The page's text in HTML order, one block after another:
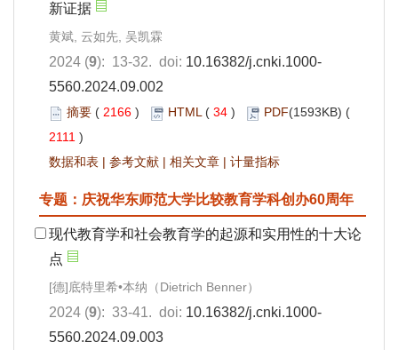
新证据
黄斌, 云如先, 吴凯霖
2024 (9): 13-32. doi: 10.16382/j.cnki.1000-
5560.2024.09.002
摘要 ( 2166 ) HTML( 34 ) PDF(1593KB) (
2111 )
数据和表 | 参考文献 | 相关文章 | 计量指标
专题：庆祝华东师范大学比较教育学科创办60周年
现代教育学和社会教育学的起源和实用性的十大论
点
[德]底特里希•本纳（Dietrich Benner）
2024 (9): 33-41. doi: 10.16382/j.cnki.1000-
5560.2024.09.003